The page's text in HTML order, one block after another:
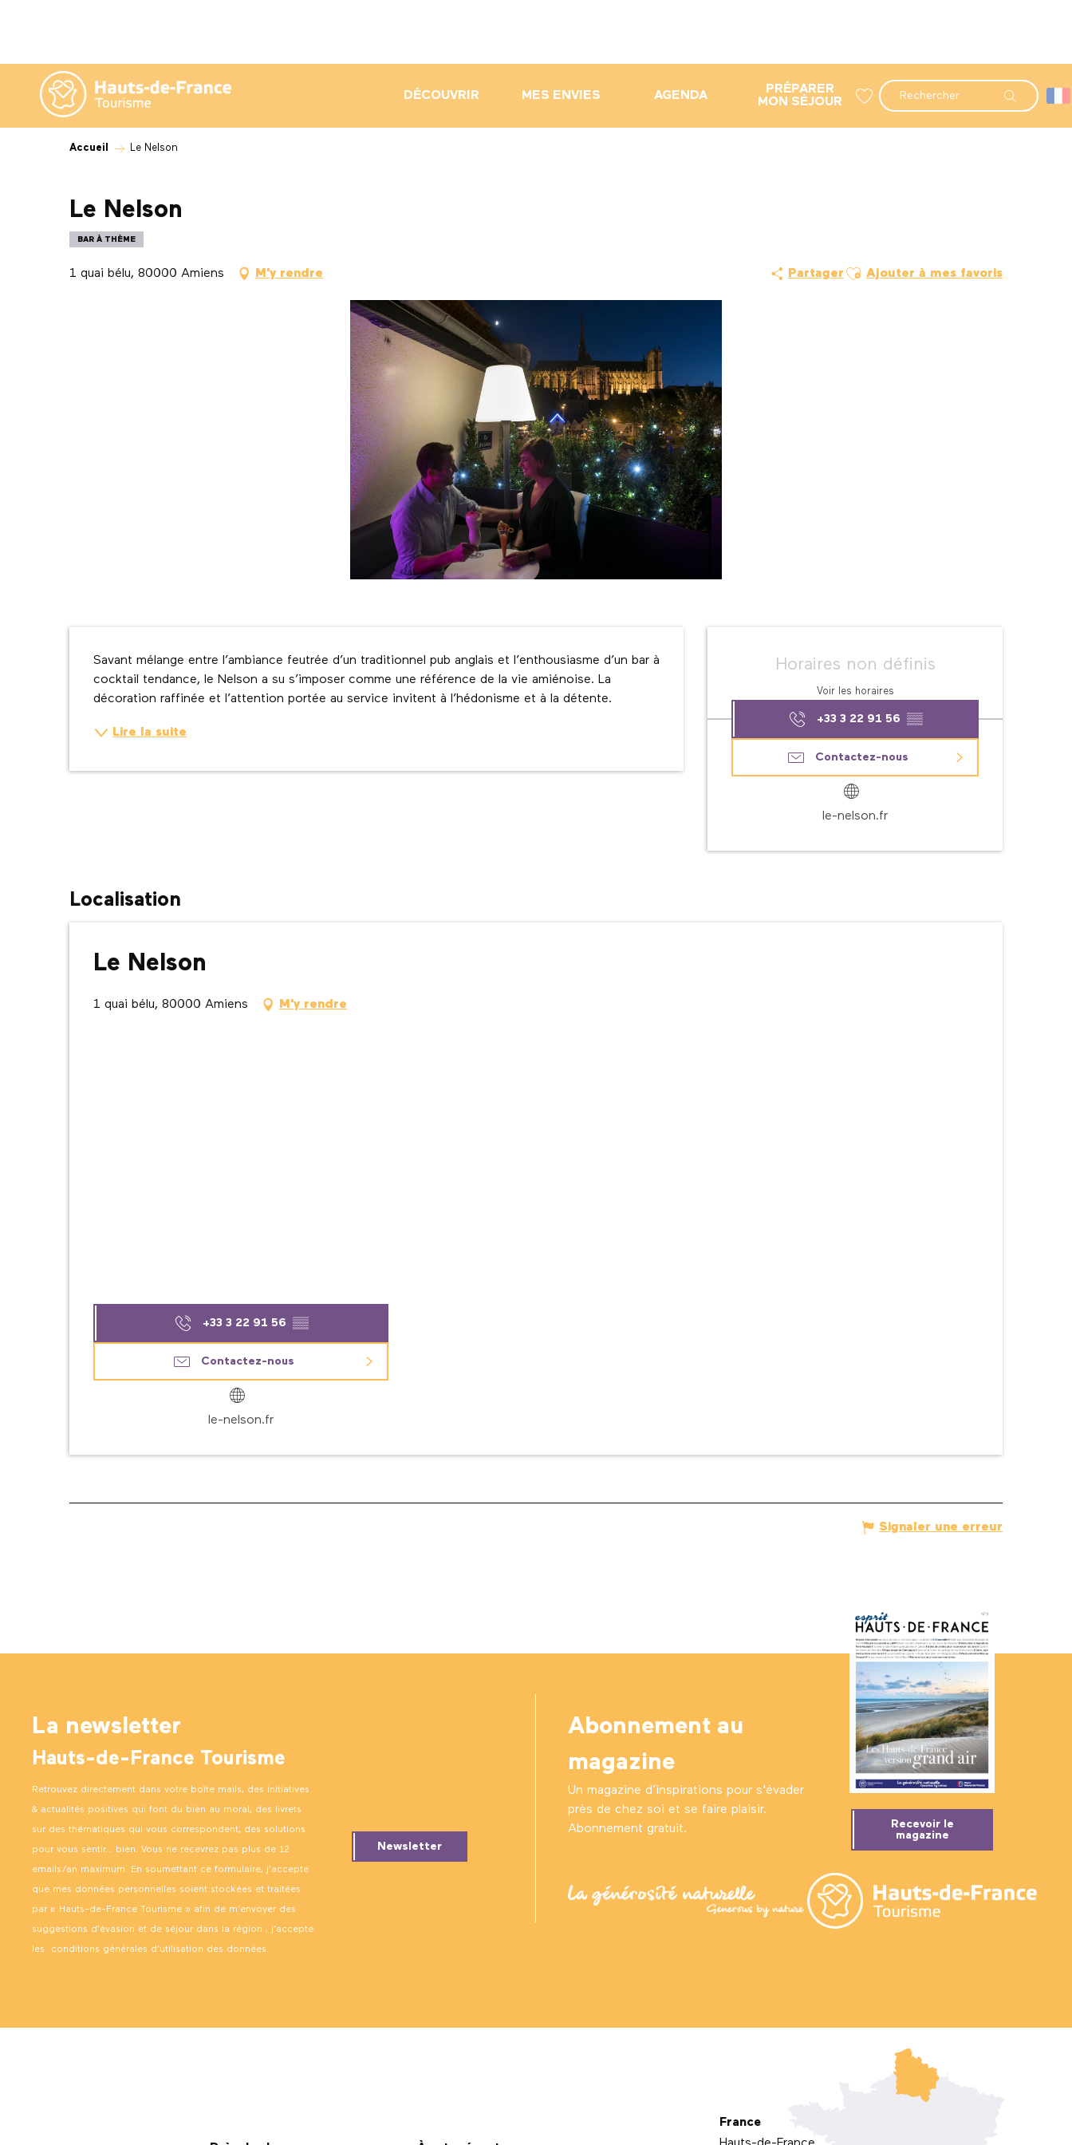
contenu
principal
Recherche
DÉCOUVRIR MES ENVIES AGENDA
PRÉPARER
MON SÉJOUR
Accueil Le Nelson
Le Nelson
BAR À THÈME
1 quai bélu, 80000 Amiens M'y rendre Partager Ajouter aux favoris
Ajouter à mes favoris
Ouverture et
Horaires non définis
Voir les horaires
+33 3 22 91 56 ▒▒
Contactez-nous
le-nelson.fr
Description
Savant mélange entre l’ambiance feutrée d’un traditionnel pub anglais et l’enthousiasme d’un bar à
cocktail tendance, le Nelson a su s’imposer comme une référence de la vie amiénoise. La
décoration raffinée et l’attention portée au service invitent à l’hédonisme et à la détente.
Lire la suite
Localisation
Le Nelson
1 quai bélu, 80000 Amiens M'y rendre
+33 3 22 91 56 ▒▒
Contactez-nous
le-nelson.fr
Signaler une erreur
La newsletter
Hauts-de-France Tourisme
Retrouvez directement dans votre boîte mails, des initiatives
& actualités positives qui font du bien au moral, des livrets
sur des thématiques qui vous correspondent, des solutions
pour vous sentir… bien. Vous ne recevrez pas plus de 12
emails/an maximum. En soumettant ce formulaire, j’accepte
que mes données personnelles soient stockées et traitées
par « Hauts-de-France Tourisme » afin de m’envoyer des
suggestions d’évasion et de séjour dans la région ; j’accepte
les conditions générales d’utilisation des données.
Newsletter
Abonnement au
magazine
Un magazine d’inspirations pour s'évader
près de chez soi et se faire plaisir.
Abonnement gratuit.
Recevoir le
magazine
France